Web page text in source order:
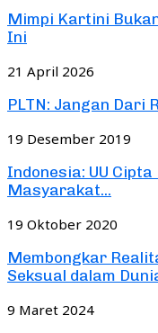
Mimpi Kartini
Ini
21 April 2026
PLTN: Jangan Dari
19 Desember 2019
Indonesia: UU
Masyarakat...
19 Oktober 2020
Membongkar
Seksual dalam
9 Maret 2024